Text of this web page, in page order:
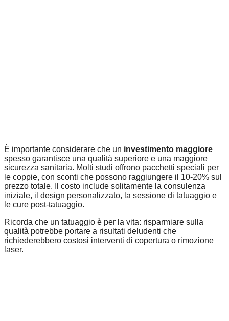
È importante considerare che un investimento maggiore
spesso garantisce una qualità superiore e una maggiore
sicurezza sanitaria. Molti studi offrono pacchetti speciali per
le coppie, con sconti che possono raggiungere il 10-20% sul
prezzo totale. Il costo include solitamente la consulenza
iniziale, il design personalizzato, la sessione di tatuaggio e
le cure post-tatuaggio.
Ricorda che un tatuaggio è per la vita: risparmiare sulla
qualità potrebbe portare a risultati deludenti che
richiederebbero costosi interventi di copertura o rimozione
laser.